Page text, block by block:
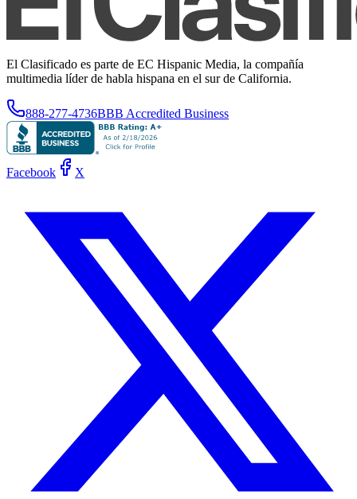
El Clasificado es parte de EC Hispanic Media, la compañía
multimedia líder de habla hispana en el sur de California.
888-277-4736BBB Accredited Business
Facebook X